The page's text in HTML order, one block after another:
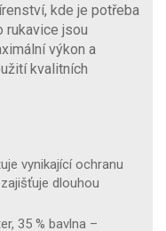
kde je potřeba
rukavice jsou
výkon a
kvalitních
vynikající ochranu
dlouhou
35 % bavlna –